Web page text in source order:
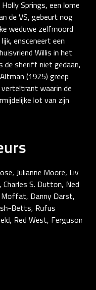
Springs, een lome
de VS, gebeurt nog
weduwe zelfmoord
ensceneert een
Willis in het
de sheriff niet gedaan,
(1925) greep
waarin de
lot van zijn
Julianne Moore, Liv
Charles S. Dutton, Ned
Moffat, Danny Darst,
Betts, Rufus
Red West, Ferguson